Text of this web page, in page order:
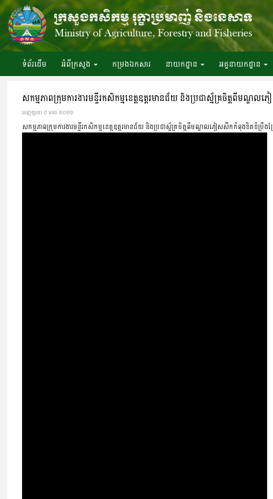
ទំព័រ​ដើម អំពី​ក្រសួង កម្រងឯកសារ នាយកដ្ឋាន អគ្គនាយកដ្ឋាន
សកម្មភាពក្រុមការងារមន្ទីរកសិកម្មខេត្តឧត្តរមានជ័យ និងប្រជាស្ម័គ្រចិត្តពីមណ្
ចេញ​ផ្សាយ​ ៨ មករា ២០២៦
សកម្មភាពក្រុមការងារមន្ទីរកសិកម្មខេត្តឧត្តរមានជ័យ និងប្រជាស្ម័គ្រចិត្តពីមណ្ឌលភៀសសឹកកំពុងខិតខំប្រឹ